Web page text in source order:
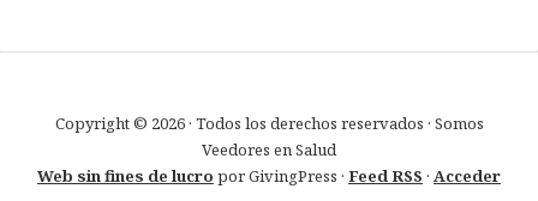
Copyright © 2026 · Todos los derechos reservados · Somos
Veedores en Salud
Web sin fines de lucro por GivingPress · Feed RSS · Acceder